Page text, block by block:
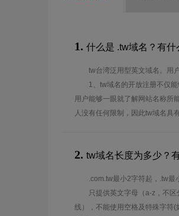
1. 什么是 .tw域名？有什
tw台湾泛用型英文域名。用
1、tw域名的开放注册不仅
用户能够一眼就了解网站名称所
人没有任何限制，因此tw域名具
2. tw域名长度为多少？
.com.tw最小2字符起，.tw最
只提供英文字母（a-z，不
线），不能使用空格及特殊字符